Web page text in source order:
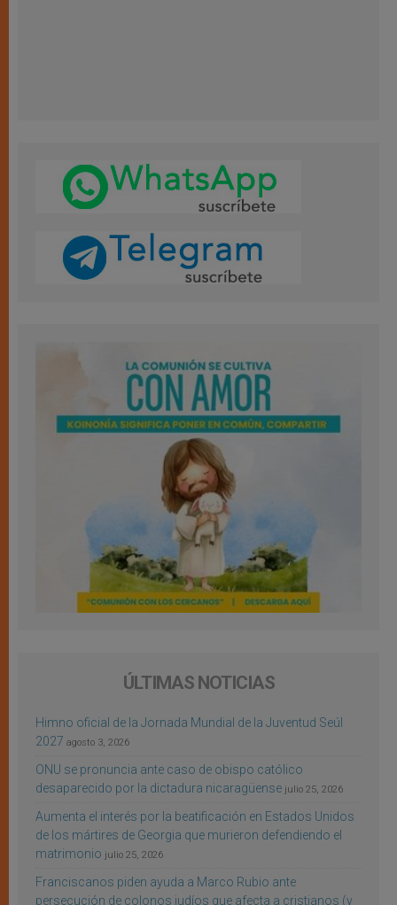
ÚLTIMAS NOTICIAS
Himno oficial de la Jornada Mundial de la Juventud Seúl
2027 agosto 3, 2026
ONU se pronuncia ante caso de obispo católico
desaparecido por la dictadura nicaragüense julio 25, 2026
Aumenta el interés por la beatificación en Estados Unidos
de los mártires de Georgia que murieron defendiendo el
matrimonio julio 25, 2026
Franciscanos piden ayuda a Marco Rubio ante
persecución de colonos judíos que afecta a cristianos (y